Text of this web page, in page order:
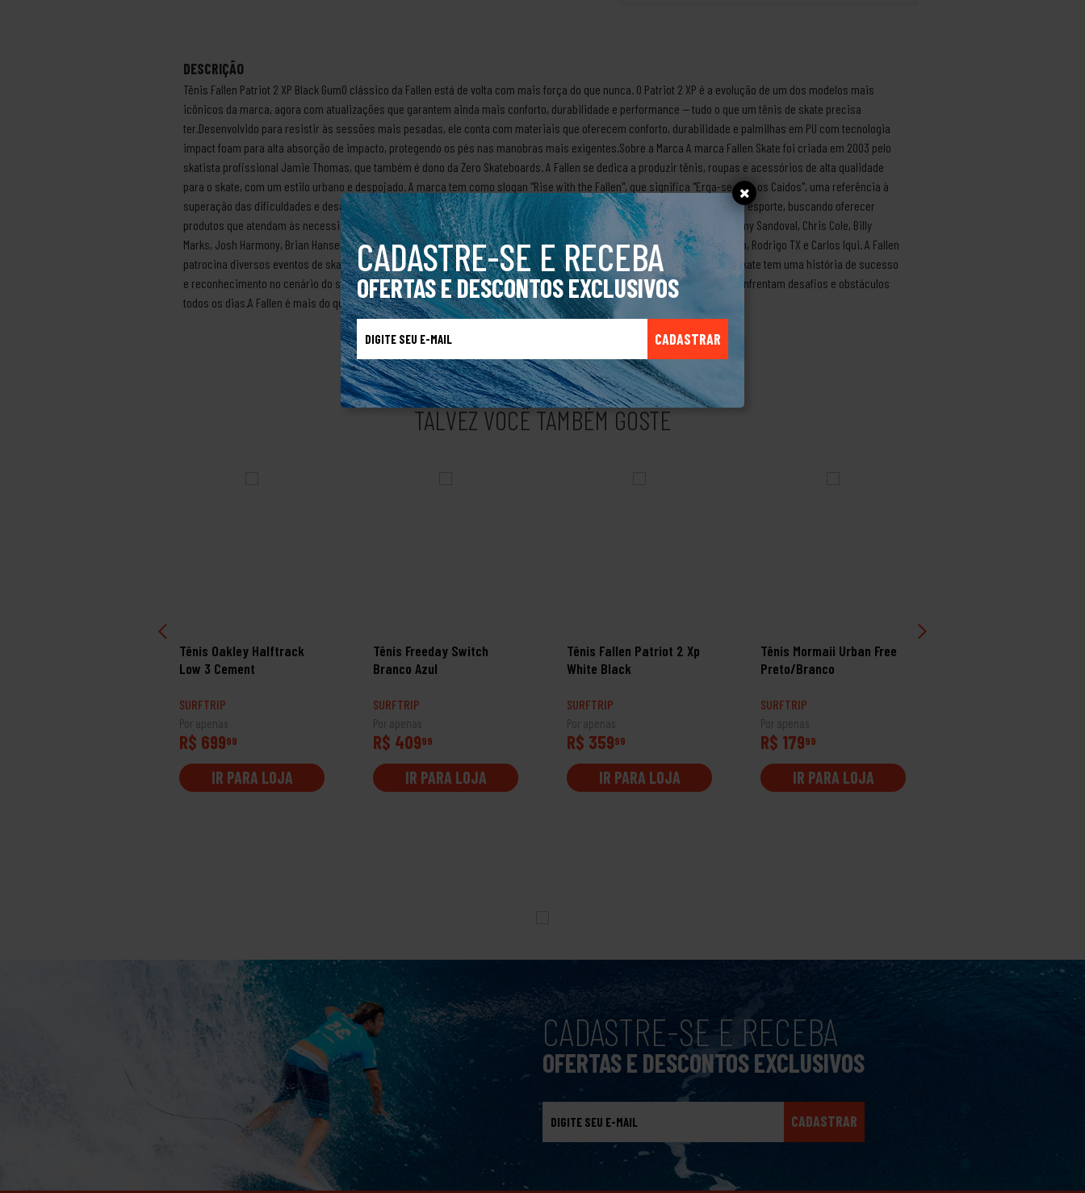
CADASTRE-SE E RECEBA
OFERTAS E DESCONTOS EXCLUSIVOS
CADASTRAR
DESCRIÇÃO
Tênis Fallen Patriot 2 XP Black GumO clássico da Fallen está de volta com mais força do que nunca. O Patriot 2 XP é a evolução de um dos modelos mais
icônicos da marca, agora com atualizações que garantem ainda mais conforto, durabilidade e performance — tudo o que um tênis de skate precisa
ter.Desenvolvido para resistir às sessões mais pesadas, ele conta com materiais que oferecem conforto, durabilidade e palmilhas em PU com tecnologia
impact foam para alta absorção de impacto, protegendo os pés nas manobras mais exigentes.Sobre a Marca A marca Fallen Skate foi criada em 2003 pelo
skatista profissional Jamie Thomas, que também é dono da Zero Skateboards. A Fallen se dedica a produzir tênis, roupas e acessórios de alta qualidade
para o skate, com um estilo urbano e despojado. A marca tem como slogan "Rise with the Fallen", que significa "Erga-se com os Caídos", uma referência à
superação das dificuldades e desafios que os skatistas enfrentam.A Fallen inspira-se na cultura do skate e na paixão pelo esporte, buscando oferecer
produtos que atendam às necessidades dos skatistas.A Fallen Skate tem uma equipe de skatistas renomados, como Tommy Sandoval, Chris Cole, Billy
Marks, Josh Harmony, Brian Hansen e Tony Cervantes. A marca também apoia skatistas brasileiros, como Gabriel Fortunato, Rodrigo TX e Carlos Iqui. A Fallen
patrocina diversos eventos de skate pelo mundo, como o King of the Road, o Tampa Pro e o Street League.A marca Fallen Skate tem uma história de sucesso
e reconhecimento no cenário do skate mundial. Ela representa o espírito de superação e criatividade dos skatistas, que enfrentam desafios e obstáculos
todos os dias.A Fallen é mais do que uma marca, é um estilo de vida.Produto Original.
TALVEZ VOCÊ TAMBÉM GOSTE
Tênis Oakley Halftrack
Low 3 Cement
SURFTRIP
Por apenas
R$ 69999
IR PARA LOJA
Tênis Freeday Switch
Branco Azul
SURFTRIP
Por apenas
R$ 40999
IR PARA LOJA
Tênis Fallen Patriot 2 Xp
White Black
SURFTRIP
Por apenas
R$ 35999
IR PARA LOJA
Tênis Mormaii Urban Free
Preto/Branco
SURFTRIP
Por apenas
R$ 17999
IR PARA LOJA
CADASTRE-SE E RECEBA
OFERTAS E DESCONTOS EXCLUSIVOS
CADASTRAR